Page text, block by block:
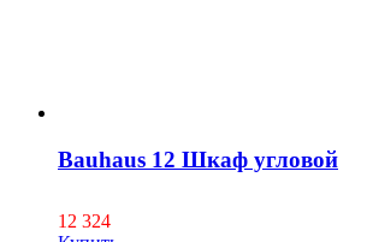
Bauhaus 12 Шкаф угловой
12 324